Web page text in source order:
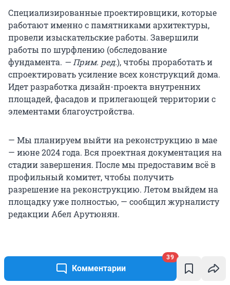
Комментарии
39
Специализированные проектировщики, которые
работают именно с памятниками архитектуры,
провели изыскательские работы. Завершили
работы по шурфлению (обследование
фундамента. — Прим. ред.), чтобы проработать и
спроектировать усиление всех конструкций дома.
Идет разработка дизайн-проекта внутренних
площадей, фасадов и прилегающей территории с
элементами благоустройства.
— Мы планируем выйти на реконструкцию в мае
— июне 2024 года. Вся проектная документация на
стадии завершения. После мы предоставим всё в
профильный комитет, чтобы получить
разрешение на реконструкцию. Летом выйдем на
площадку уже полностью, — сообщил журналисту
редакции Абел Арутюнян.